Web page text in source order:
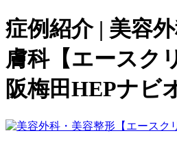
症例紹介 | 美容
膚科【エースク
阪梅田HEPナビ